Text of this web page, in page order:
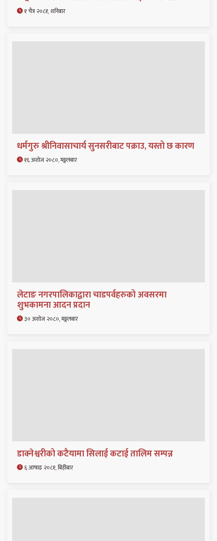
१ चैत्र २०८१, शनिबार
धर्मगुरु श्रीनिवासाचार्य सुनसरीबाट पक्राउ, यस्तो छ कारण
१६ अशोज २०८०, मङ्गलबार
लेटाङ नगरपालिकाद्वारा चाडपर्वहरुको अवसरमा
शुभकामना आदन प्रदान
३० अशोज २०८०, मङ्गलबार
डाक्नेश्वरीको कटैयामा सिलाई कटाई तालिम सम्पन्न
६ आषाढ २०८१, बिहीबार